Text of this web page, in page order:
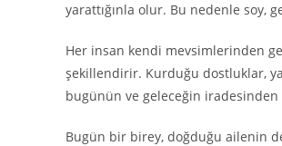
yarattığınla olur. Bu nedenle soy,
Her insan kendi mevsimlerinden
şekillendirir. Kurduğu dostluklar,
bugünün ve geleceğin iradesinden
Bugün bir birey, doğduğu ailenin